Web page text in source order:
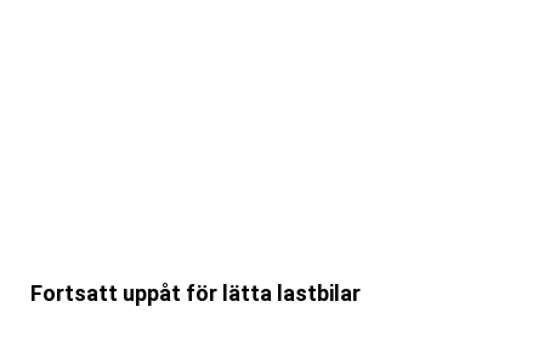
Fortsatt uppåt för lätta lastbilar